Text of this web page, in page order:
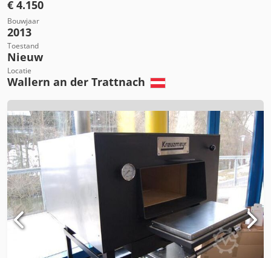
€ 4.150
Bouwjaar
2013
Toestand
Nieuw
Locatie
Wallern an der Trattnach